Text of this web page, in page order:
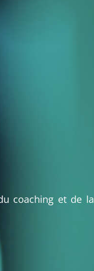
coaching et de la